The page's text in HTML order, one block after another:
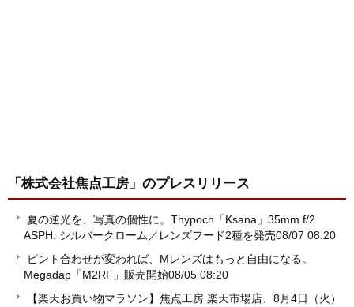
「株式会社焦点工房」 のプレスリリース
夏の逆光を、写真の個性に。Thypoch「Ksana」35mm f/2
ASPH. シルバークローム／レンズフード2種を発売08/07 08:20
ピント合わせが変われば、Mレンズはもっと自由になる。
Megadap「M2RF」販売開始08/05 08:20
【楽天お買い物マラソン】焦点工房 楽天市場店、8月4日（火）